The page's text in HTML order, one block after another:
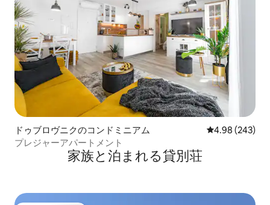
ドゥブロヴニクのコンドミニアム レビュー243
4.98 (243)
プレジャーアパートメント
家族と泊まれる貸別荘